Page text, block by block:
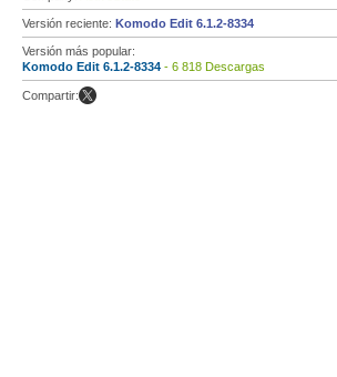
Versión reciente: Komodo Edit 6.1.2-8334
Versión más popular:
Komodo Edit 6.1.2-8334 - 6 818 Descargas
Compartir: